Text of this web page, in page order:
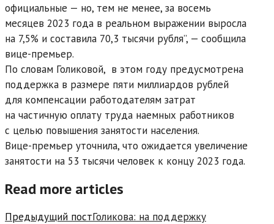
официальные — но, тем не менее, за восемь
месяцев 2023 года в реальном выражении выросла
на 7,5% и составила 70,3 тысячи рубля”, — сообщила
вице-премьер.
По словам Голиковой, в этом году предусмотрена
поддержка в размере пяти миллиардов рублей
для компенсации работодателям затрат
на частичную оплату труда наемных работников
с целью повышения занятости населения.
Вице-премьер уточнила, что ожидается увеличение
занятости на 53 тысячи человек к концу 2023 года.
Read more articles
Предыдущий постГоликова: на поддержку